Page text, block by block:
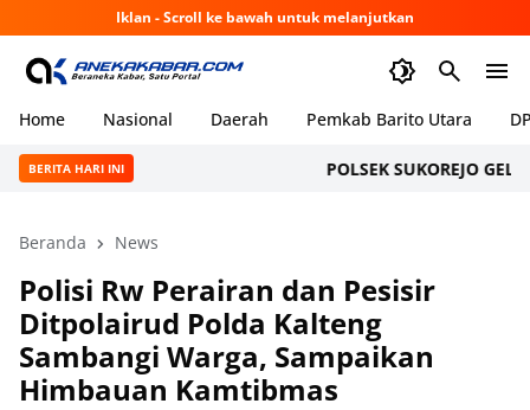
Iklan - Scroll ke bawah untuk melanjutkan
Home Nasional Daerah Pemkab Barito Utara
BERITA HARI INI POLSEK SUKOREJO GELAR
Beranda News
Polisi Rw Perairan dan Pesisir
Ditpolairud Polda Kalteng
Sambangi Warga, Sampaikan
Himbauan Kamtibmas